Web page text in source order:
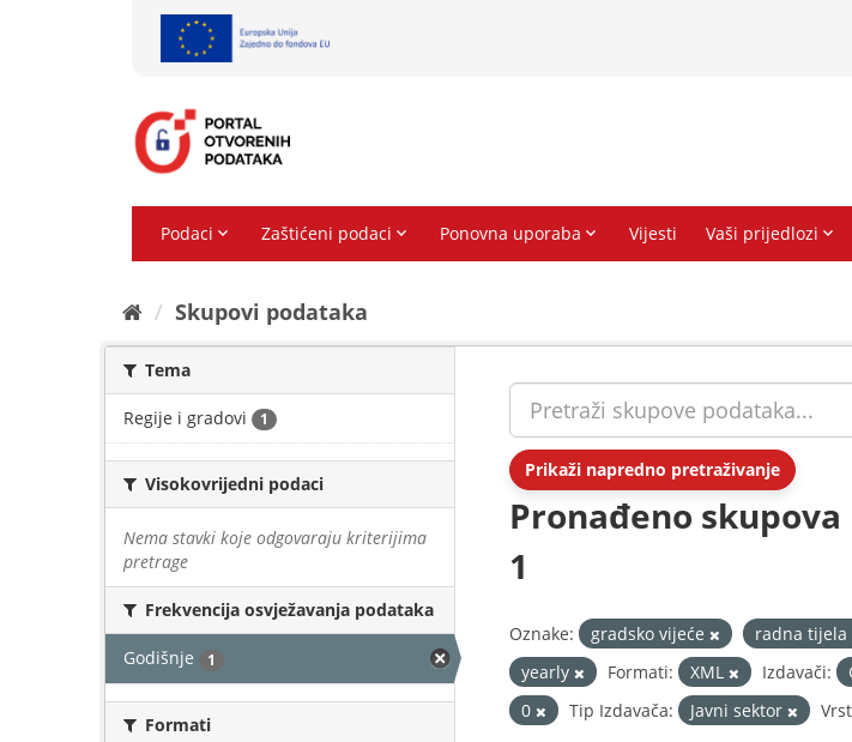
Skupovi podаtаkа
Tema
Regije i gradovi 1
Visokovrijedni podaci
Nema stavki koje odgovaraju kriterijima
pretrage
Frekvencija osvježavanja podataka
Godišnje 1
Formati
Prikaži napredno pretraživanje
Pronađeno
1
Oznake: gradsko vijeće radna tijela
yearly
Formati: XML Izdavači:
0
Tip Izdavača: Javni sektor